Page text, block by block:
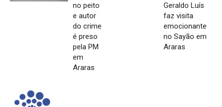
no peito
e autor
do crime
é preso
pela PM
em
Araras
Geraldo Luís
faz visita
emocionante
no Sayão em
Araras